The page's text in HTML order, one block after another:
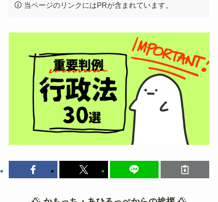
当ページのリンクにはPRが含まれています。